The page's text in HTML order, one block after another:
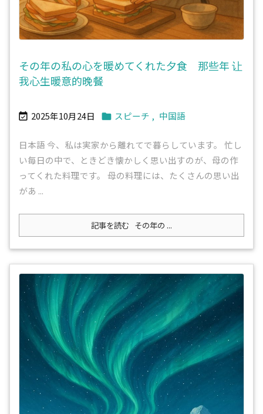
その年の私の心を暖めてくれた夕食 那些年 让
我心生暖意的晚餐
 2025年10月24日  スピーチ , 中国語
日本語 今、私は実家から離れてで暮らしています。 忙し
い毎日の中で、ときどき懐かしく思い出すのが、母の作
ってくれた料理です。 母の料理には、たくさんの思い出
があ ...
記事を読む その年の ...